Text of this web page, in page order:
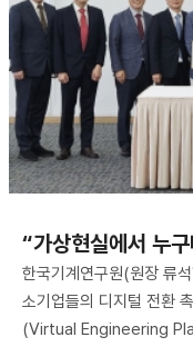
“가상현실에서 누
한국기계연구원(원장 류
소기업들의 디지털 전환
(Virtual Engineering